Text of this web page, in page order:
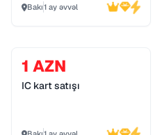
Bakı1 ay əvvəl
1 AZN
IC kart satışı